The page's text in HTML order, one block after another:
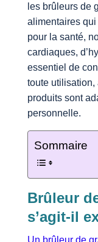
les brûleurs de
alimentaires
pour la santé,
cardiaques,
essentiel de
toute utilisation,
produits sont
personnelle.
Sommaire
Brûleur
s’agit-il
Un brûleur de